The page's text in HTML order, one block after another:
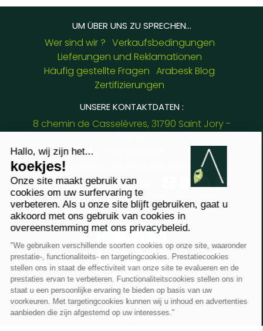
UM ÜBER UNS ZU SPRECHEN...
Wer sind wir ? Verkaufsbedingungen
Lieferungen und Reklamationen
Häufig gestellte Fragen Arabesk Blog
Zertifizierungen
UNSERE KONTAKTDATEN :
8 chemin de Casselèvres, 31790 Saint Jory -
Kontaktieren Sie uns unter :
FR GB ES IT DE PL PT
2012 - 2026 ©
Arabesk |
IMPRESSUM